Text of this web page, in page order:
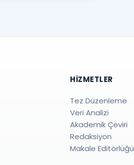
HIZMETLER
Tez Düzenleme
Veri Analizi
Akademik Çeviri
Redaksiyon
Makale Editörlüğü